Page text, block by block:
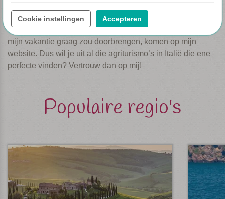
Niet voor niets is My Italy al jaren de nummer 1 in luxe
boerderijvakanties. Alleen de meest bijzondere waar ik zelf
mijn vakantie graag zou doorbrengen, komen op mijn
website. Dus wil je uit al die agriturismo’s in Italië die ene
perfecte vinden? Vertrouw dan op mij!
Populaire regio's
Cookie instellingen Accepteren